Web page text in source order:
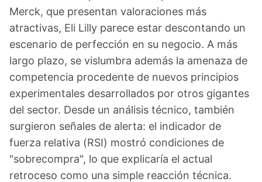
Merck, que presentan valoraciones más
atractivas, Eli Lilly parece estar descontando un
escenario de perfección en su negocio. A más
largo plazo, se vislumbra además la amenaza de
competencia procedente de nuevos principios
experimentales desarrollados por otros gigantes
del sector. Desde un análisis técnico, también
surgieron señales de alerta: el indicador de
fuerza relativa (RSI) mostró condiciones de
"sobrecompra", lo que explicaría el actual
retroceso como una simple reacción técnica.